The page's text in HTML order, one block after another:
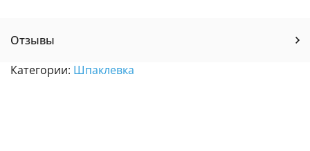
Отзывы
Категории: Шпаклевка